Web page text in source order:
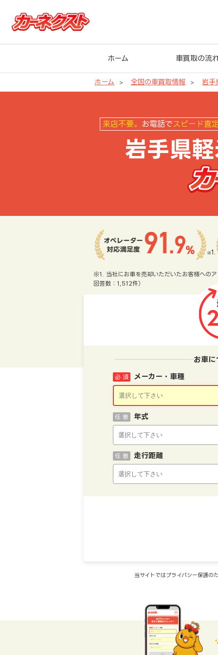
ホーム 車買取の流
ホーム 全国の車買取情報 岩手
来店不要。 お電話で スピード査
岩手県
※1. 当社にお車を売却いただいたお客様への
回答数：1,512件）
お車に
メーカー・車種
必 須
年式
任 意
走行距離
任 意
当サイトではプライバシー保護の